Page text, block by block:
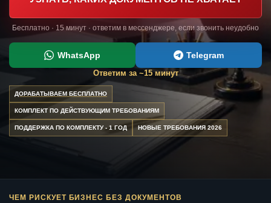
Бесплатно · 15 минут · ответим в мессенджере, если звонить неудобно
WhatsApp Telegram
Ответим за ~15 минут
ДОРАБАТЫВАЕМ БЕСПЛАТНО
КОМПЛЕКТ ПО ДЕЙСТВУЮЩИМ ТРЕБОВАНИЯМ
ПОДДЕРЖКА ПО КОМПЛЕКТУ - 1 ГОД НОВЫЕ ТРЕБОВАНИЯ 2026
ЧЕМ РИСКУЕТ БИЗНЕС БЕЗ ДОКУМЕНТОВ